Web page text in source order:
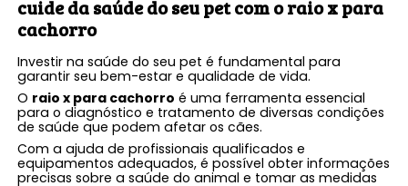
cuide da saúde do seu pet com oraio x para
cachorro
Investir na saúde do seu pet é fundamental para
garantir seu bem-estar e qualidade de vida.
O raio x para cachorro é uma ferramenta essencial
para o diagnóstico e tratamento de diversas condições
de saúde que podem afetar os cães.
Com a ajuda de profissionais qualificados e
equipamentos adequados, é possível obter informações
precisas sobre a saúde do animal e tomar as medidas